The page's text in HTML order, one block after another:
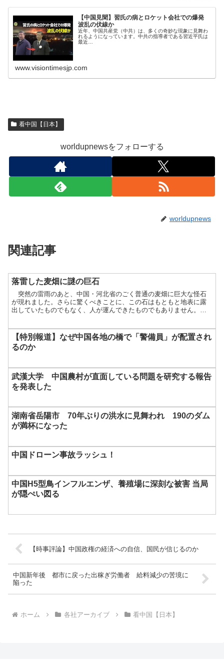
【中国見聞】習氏の病とロケット会社での爆発
波乱の伏線か
近年、中国共産党（中共）は、多くの奇妙な現象に見舞わ
れるようになっています。中共の指導者である習近平氏は
最近…
www.visiontimesjp.com
看中国【日本】
worldupnewsをフォローする
worldupnews
関連記事
落雷した麦畑に謎の巨石
突然の雷雨のあと、中国・河北省のごく普通の麦畑に巨大な怪石
が現れました。さらに驚くべきことに、この石はもともと地表に露
出していたものでもなく、人が運んできたものでもありません。激
【特別報道】なぜ中国各地の橋で「警備員」が配置され
るのか
武漢大学 中国農村が直面している問題を研究する報告
を発表した
湖南省岳陽市 70年ぶりの洪水に見舞われ 190のダム
が満杯になった
中国ドローン事故ラッシュ！
中国H5型鳥インフルエンザ、養殖場に深刻な被害 当局
が隠ぺい図る
【時事評論】中国政権の経済への自信、国民が信じるのか
中国新年後 都市に戻った出稼ぎ労働者 給料減少の苦境に
陥った
ホーム 各社アーカイブ 看中国【日本】